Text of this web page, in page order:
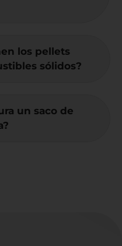
los pellets
sólidos?
un saco de